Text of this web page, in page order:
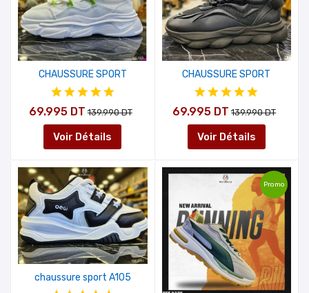
CHAUSSURE SPORT
69.995 DT 139.990 DT
Voir Détails
CHAUSSURE SPORT
69.995 DT 139.990 DT
Voir Détails
chaussure sport A105
Promo